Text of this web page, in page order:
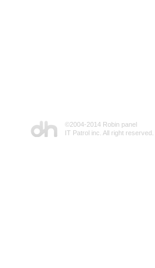
©2004-2014 Robin panel
IT Patrol inc. All right reserved.